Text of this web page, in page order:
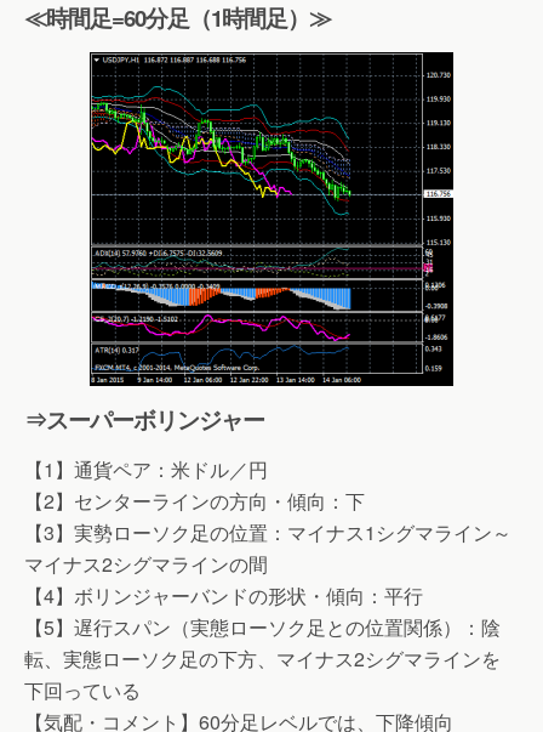
≪時間足=60分足（1時間足）≫
⇒スーパーボリンジャー
【1】通貨ペア：米ドル／円
【2】センターラインの方向・傾向：下
【3】実勢ローソク足の位置：マイナス1シグマライン～
マイナス2シグマラインの間
【4】ボリンジャーバンドの形状・傾向：平行
【5】遅行スパン（実態ローソク足との位置関係）：陰
転、実態ローソク足の下方、マイナス2シグマラインを
下回っている
【気配・コメント】60分足レベルでは、下降傾向